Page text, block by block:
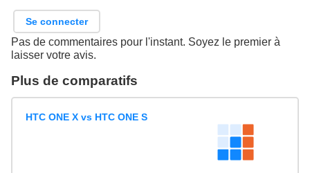
Se connecter
Pas de commentaires pour l'instant. Soyez le premier à
laisser votre avis.
Plus de comparatifs
HTC ONE X vs HTC ONE S